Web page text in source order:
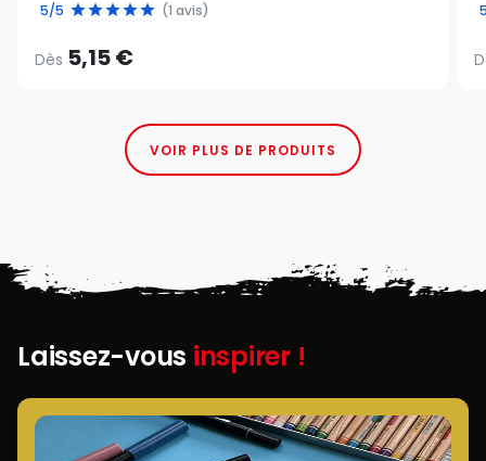
5/5 (1 avis)
Dès 5,15 €
VOIR PLUS DE PRODUITS
Laissez-vous inspirer !